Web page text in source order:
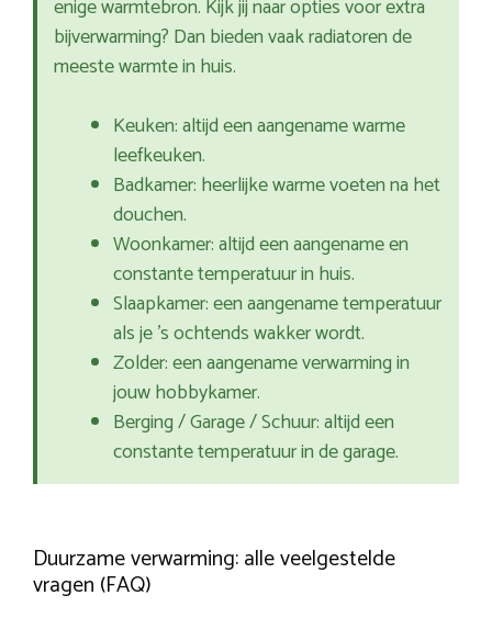
enige warmtebron. Kijk jij naar opties voor extra
bijverwarming? Dan bieden vaak radiatoren de
meeste warmte in huis.
Keuken: altijd een aangename warme
leefkeuken.
Badkamer: heerlijke warme voeten na het
douchen.
Woonkamer: altijd een aangename en
constante temperatuur in huis.
Slaapkamer: een aangename temperatuur
als je ’s ochtends wakker wordt.
Zolder: een aangename verwarming in
jouw hobbykamer.
Berging / Garage / Schuur: altijd een
constante temperatuur in de garage.
Duurzame verwarming: alle veelgestelde
vragen (FAQ)